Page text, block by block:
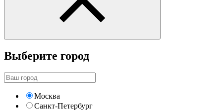
Выберите город
Москва
Санкт-Петербург